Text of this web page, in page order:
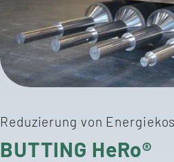
Reduzierung von
BUTTING HeRo®